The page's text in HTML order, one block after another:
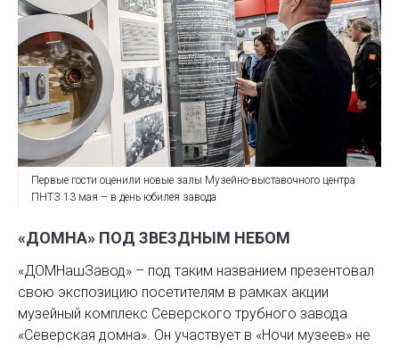
Первые гости оценили новые залы Музейно-выставочного центра
ПНТЗ 13 мая – в день юбилея завода
«ДОМНА» ПОД ЗВЕЗДНЫМ НЕБОМ
«ДОМНашЗавод» – под таким названием презентовал
свою экспозицию посетителям в рамках акции
музейный комплекс Северского трубного завода
«Северская домна». Он участвует в «Ночи музеев» не